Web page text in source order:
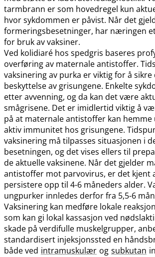
tarmbrann er som hovedregel kun
hvor sykdommen er påvist. Når det
formeringsbesetninger, har næringen
for bruk av vaksiner.
Ved kolidiaré hos spedgris baseres
overføring av maternale antistoffer.
vaksinering av purka er viktig for å
beskyttelse av grisungene. Enkelte
etter avvenning, og da kan det være
smågrisene. Det er imidlertid viktig å
på at maternale antistoffer kan hemme
aktiv immunitet hos grisungene.
vaksinering må tilpasses situasjonen i
besetningen, og det vises ellers til
de aktuelle vaksinene. Når det gjelder
antistoffer mot parvovirus, er det kjent
persistere opp til 4-6 måneders alder.
ungpurker innledes derfor fra 5,5-6
Vaksinering kan medføre lokale
som kan gi lokal kassasjon ved
skade på verdifulle muskelgrupper,
standardisert injeksjonssted en
både ved intramuskulær og subkutan